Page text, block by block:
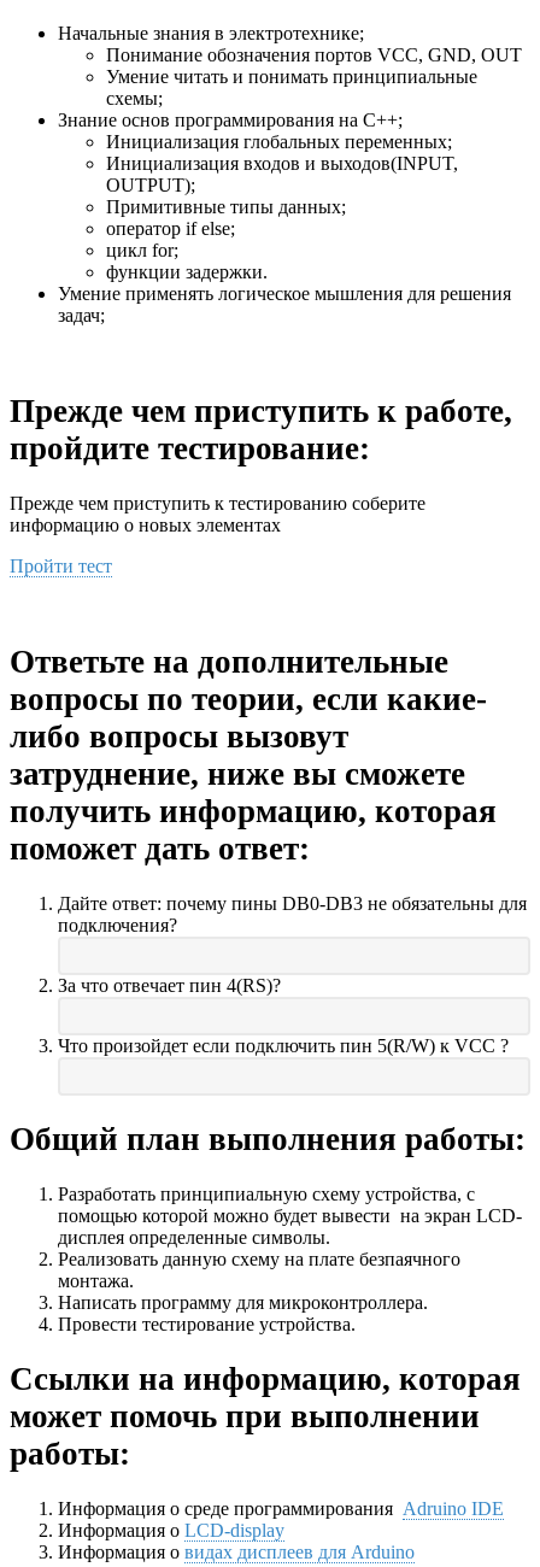
Начальные знания в электротехнике;
Понимание обозначения портов VCC, GND, OUT
Умение читать и понимать принципиальные
схемы;
Знание основ программирования на С++;
Инициализация глобальных переменных;
Инициализация входов и выходов(INPUT,
OUTPUT);
Примитивные типы данных;
оператор if else;
цикл for;
функции задержки.
Умение применять логическое мышления для решения
задач;
Прежде чем приступить к работе,
пройдите тестирование:
Прежде чем приступить к тестированию соберите
информацию о новых элементах
Пройти тест
Ответьте на дополнительные
вопросы по теории, если какие-
либо вопросы вызовут
затруднение, ниже вы сможете
получить информацию, которая
поможет дать ответ:
Дайте ответ: почему пины DB0-DB3 не обязательны для
подключения?
За что отвечает пин 4(RS)?
Что произойдет если подключить пин 5(R/W) к VCC ?
Общий план выполнения работы:
Разработать принципиальную схему устройства, с
помощью которой можно будет вывести на экран LCD-
дисплея определенные символы.
Реализовать данную схему на плате безпаячного
монтажа.
Написать программу для микроконтроллера.
Провести тестирование устройства.
Ссылки на информацию, которая
может помочь при выполнении
работы:
Информация о среде программирования Adruino IDE
Информация о LCD-display
Информация о видах дисплеев для Arduino